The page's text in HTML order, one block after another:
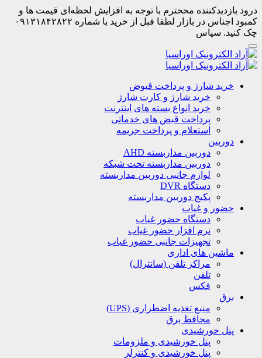
درود بازدیدکننده مححترم با توجه به افزایش لحظه‌ای قیمت ها و
کمبود اجناس در بازار لطفا قبل از خرید با شماره ۰۹۱۳۱۸۴۲۸۲۲
چک کنید. سپاس
خرید شارژ و پرداخت قبوض
خرید شارژ و کارت شارژ
خرید انواع بسته های اینترنت
پرداخت قبض های خدماتی
استعلام و پرداخت جریمه
دوربین
دوربین مداربسته AHD
دوربین مداربسته تحت شبکه
لوازم جانبی دوربین مداربسته
دستگاه DVR
پکیج دوربین مداربسته
حضور و غیاب
دستگاه حضور غیاب
نرم افزار حضور غیاب
تجهیزات جانبی حضور غیاب
ماشین های اداری
مراکز تلفن (سانترال)
تلفن
فکس
برق
منبع تغذیه اضطراری (UPS)
محافظ برق
پنل خورشیدی
پنل خورشیدی و ملزومات
پنل خورشیدی و کنترلر